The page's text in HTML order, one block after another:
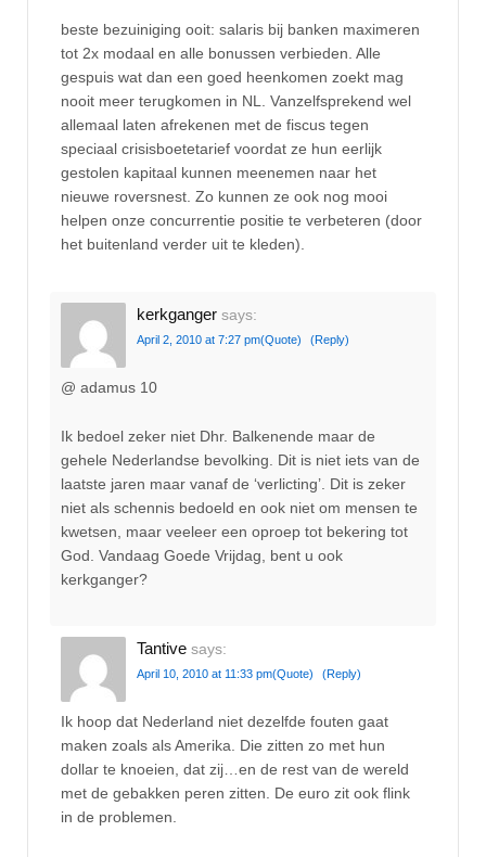
beste bezuiniging ooit: salaris bij banken maximeren
tot 2x modaal en alle bonussen verbieden. Alle
gespuis wat dan een goed heenkomen zoekt mag
nooit meer terugkomen in NL. Vanzelfsprekend wel
allemaal laten afrekenen met de fiscus tegen
speciaal crisisboetetarief voordat ze hun eerlijk
gestolen kapitaal kunnen meenemen naar het
nieuwe roversnest. Zo kunnen ze ook nog mooi
helpen onze concurrentie positie te verbeteren (door
het buitenland verder uit te kleden).
kerkganger says:
April 2, 2010 at 7:27 pm(Quote) (Reply)
@ adamus 10
Ik bedoel zeker niet Dhr. Balkenende maar de
gehele Nederlandse bevolking. Dit is niet iets van de
laatste jaren maar vanaf de ‘verlicting’. Dit is zeker
niet als schennis bedoeld en ook niet om mensen te
kwetsen, maar veeleer een oproep tot bekering tot
God. Vandaag Goede Vrijdag, bent u ook
kerkganger?
Tantive says:
April 10, 2010 at 11:33 pm(Quote) (Reply)
Ik hoop dat Nederland niet dezelfde fouten gaat
maken zoals als Amerika. Die zitten zo met hun
dollar te knoeien, dat zij…en de rest van de wereld
met de gebakken peren zitten. De euro zit ook flink
in de problemen.